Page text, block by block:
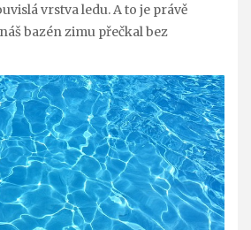
vrstva ledu. A to je právě
bazén zimu přečkal bez